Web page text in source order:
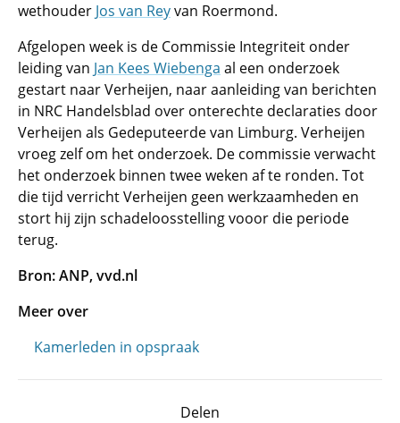
wethouder Jos van Reyvan Roermond.
Afgelopen week is de Commissie Integriteit onder
leiding van Jan Kees Wiebenga al een onderzoek
gestart naar Verheijen, naar aanleiding van berichten
in NRC Handelsblad over onterechte declaraties door
Verheijen als Gedeputeerde van Limburg. Verheijen
vroeg zelf om het onderzoek. De commissie verwacht
het onderzoek binnen twee weken af te ronden. Tot
die tijd verricht Verheijen geen werkzaamheden en
stort hij zijn schadeloosstelling vooor die periode
terug.
Bron: ANP, vvd.nl
Meer over
Kamerleden in opspraak
Delen